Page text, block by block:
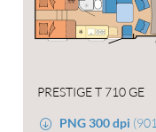
PRESTIGE T 710 GE
PNG 300 dpi (901